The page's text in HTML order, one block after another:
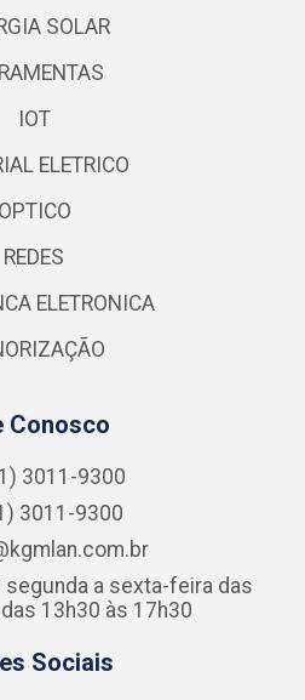
SOLAR
IOT
ELETRICO
OPTICO
REDES
ELETRONICA
Conosco
3011-9300
3011-9300
a sexta-feira das
13h30 às 17h30
Sociais